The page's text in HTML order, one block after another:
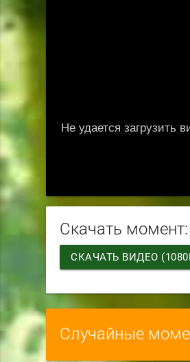
Скачать момент:
СКАЧАТЬ ВИДЕО
Случайные